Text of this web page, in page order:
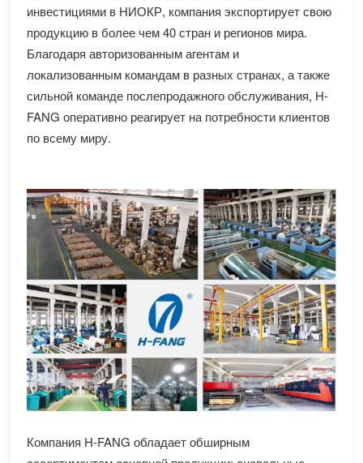
инвестициями в НИОКР, компания экспортирует свою
продукцию в более чем 40 стран и регионов мира.
Благодаря авторизованным агентам и
локализованным командам в разных странах, а также
сильной команде послепродажного обслуживания, H-
FANG оперативно реагирует на потребности клиентов
по всему миру.
Компания H-FANG обладает обширным